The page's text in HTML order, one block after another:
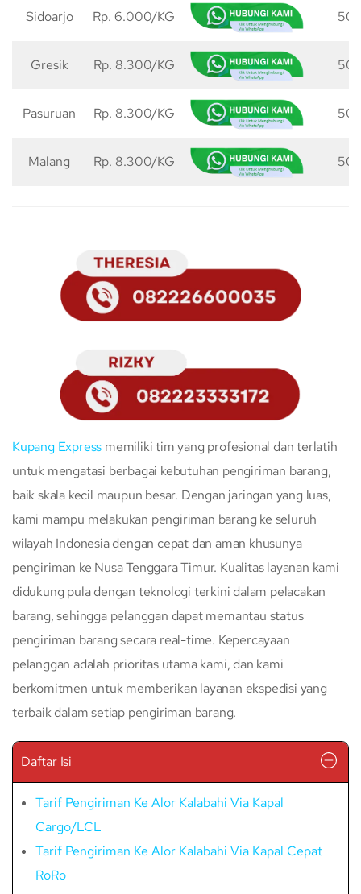
Sidoarjo Rp. 6.000/KG 50
Gresik Rp. 8.300/KG 50
Pasuruan Rp. 8.300/KG 50
Malang Rp. 8.300/KG 50
Kupang Express memiliki tim yang profesional dan terlatih
untuk mengatasi berbagai kebutuhan pengiriman barang,
baik skala kecil maupun besar. Dengan jaringan yang luas,
kami mampu melakukan pengiriman barang ke seluruh
wilayah Indonesia dengan cepat dan aman khusunya
pengiriman ke Nusa Tenggara Timur. Kualitas layanan kami
didukung pula dengan teknologi terkini dalam pelacakan
barang, sehingga pelanggan dapat memantau status
pengiriman barang secara real-time. Kepercayaan
pelanggan adalah prioritas utama kami, dan kami
berkomitmen untuk memberikan layanan ekspedisi yang
terbaik dalam setiap pengiriman barang.
Daftar Isi
Tarif Pengiriman Ke Alor Kalabahi Via Kapal
Cargo/LCL
Tarif Pengiriman Ke Alor Kalabahi Via Kapal Cepat
RoRo